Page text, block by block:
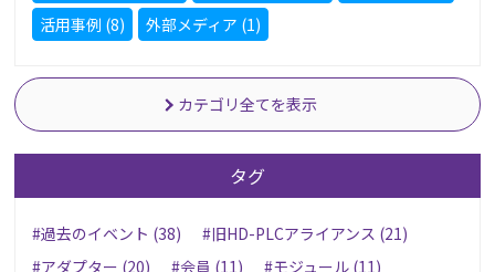
活用事例 (8)
外部メディア (1)
カテゴリ全てを表示
タグ
#過去のイベント (38)
#旧HD-PLCアライアンス (21)
#アダプター (20)
#会員 (11)
#モジュール (11)